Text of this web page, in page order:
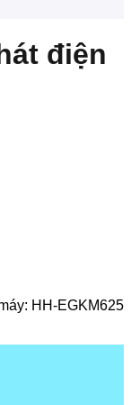
điện
HH-EGKM625